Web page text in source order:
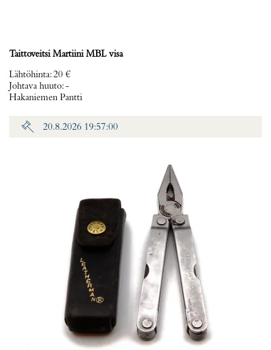
Taittoveitsi Martiini MBL visa
Lähtöhinta:20 €
Johtava huuto:-
Hakaniemen Pantti
20.8.2026 19:57:00